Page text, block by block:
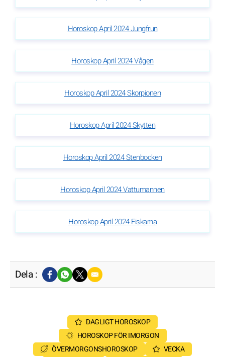
Horoskop April 2024 Jungfrun
Horoskop April 2024 Vågen
Horoskop April 2024 Skorpionen
Horoskop April 2024 Skytten
Horoskop April 2024 Stenbocken
Horoskop April 2024 Vattumannen
Horoskop April 2024 Fiskarna
Dela :
DAGLIGT HOROSKOP
HOROSKOP FÖR IMORGON
ÖVERMORGONSHOROSKOP
VECKA